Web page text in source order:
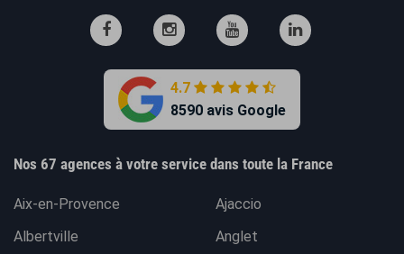
4.7
8590 avis Google
Nos 67 agences à votre service dans toute la France
Aix-en-Provence
Ajaccio
Albertville
Anglet